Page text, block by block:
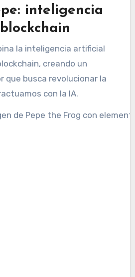
inteligencia
la inteligencia artificial
creando un
que busca revolucionar la
con la IA.